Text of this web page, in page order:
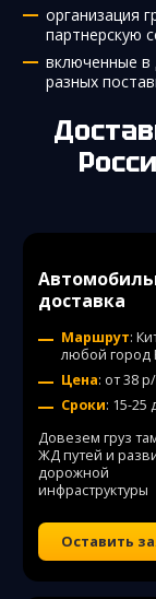
организация
партнерскую
включенные в
разных
Доставка сборных грузов в
доставка
Маршрут:
любой город
Цена: от 38
Сроки: 15-25
Довезем груз
ЖД путей и
дорожной
инфраструктуры
Оставить